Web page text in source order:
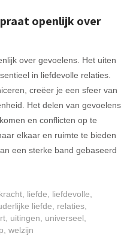
openlijk over
over gevoelens. Het uiten
in liefdevolle relaties.
creëer je een sfeer van
Het delen van gevoelens
en conflicten op te
elkaar en ruimte te bieden
een sterke band gebaseerd
kracht liefde liefdevolle
liefde relaties
uitingen universeel
welzijn